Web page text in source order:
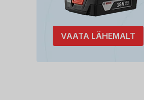
VAATA LÄHEMALT